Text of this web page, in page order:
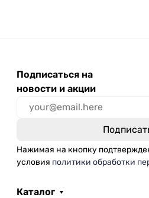
Подписаться на
новости и акции
Нажимая на кнопку
условия политики обработки
Каталог